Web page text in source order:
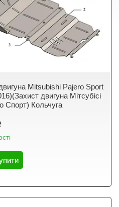
Mitsubishi Pajero Sport
двигуна Мітсубісі
Спорт) Кольчуга